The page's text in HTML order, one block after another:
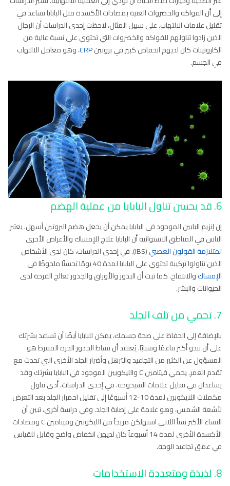
إلى أن الفواكه والخضروات الغنية بمضادات الأكسدة مثل البابايا تساعد في
تقليل علامات الالتهاب. على سبيل المثال، لاحظت إحدى الدراسات أن الرجال
الذين زادوا تناولهم للفواكه والخضروات التي تحتوي على نسبة عالية من
الكاروتينات كان لديهم انخفاض كبير في بروتينCRP، وهو معامل الالتهاب
في الجسم.
6. قد يحسن تناول البابايا من عملية الهضم
إن إنزيم البابين الموجود في البابايا يمكن أن يجعل هضم البروتين أسهل. يعتبر
الناس في المناطق الاستوائية أن البابايا علاج للإمساك والأعراض الأخرى
لمتلازمة القولون العصبي
(IBS). في إحدى الدراسات، كان لدى الأشخاص
الذين تناولوا تركيبة تحتوي على البابايا لمدة 40 يومًا تحسنًا ملحوظًا في
الإمساكوالانتفاخ. كما ثبت أن البذور والأوراق والجذور تعالج القرحة لدى
الحيوانات والبشر.
7. تحمي من تلف الجلد
بالإضافة إلى الحفاظ على صحة جسمك، يمكن للبابايا أيضًا أن تساعد بشرتك
على أن تبدو أكثر تناغمًا وشبابًا. يُعتقد أن نشاط الجذور الحرة المفرط هو
المسؤول عن الكثير من التجاعيد والترهل وأضرار الجلد الأخرى التي تحدث مع
تقدم العمر. يحمي فيتامين C والليكوبين الموجود في البابايا بشرتك وقد
يساعدان في تقليل علامات الشيخوخة. في إحدى الدراسات، أدى تناول
مكملات اللايكوبين لمدة 10-12 أسبوعًا إلى تقليل احمرار الجلد بعد التعرض
لأشعة الشمس، وهو علامة على إصابة الجلد. وفي دراسة أخرى، تبين أن
النساء الأكبر سناً اللاتي استهلكن مزيجاً من الليكوبين وفيتامين C ومضادات
الأكسدة الأخرى لمدة 14 أسبوعاً كان لديهن انخفاض واضح وقابل للقياس
في عمق تجاعيد الوجه.
8. لذيذة ومتعددة الاستخدامات